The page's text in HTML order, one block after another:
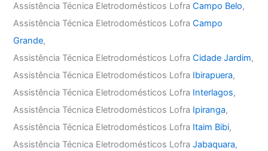
Assistência Técnica Eletrodomésticos LofraCampo Belo,
Assistência Técnica Eletrodomésticos LofraCampo
Grande,
Assistência Técnica Eletrodomésticos LofraCidade Jardim,
Assistência Técnica Eletrodomésticos Lofra Ibirapuera,
Assistência Técnica Eletrodomésticos Lofra Interlagos,
Assistência Técnica Eletrodomésticos Lofra Ipiranga,
Assistência Técnica Eletrodomésticos Lofra Itaim Bibi,
Assistência Técnica Eletrodomésticos LofraJabaquara,